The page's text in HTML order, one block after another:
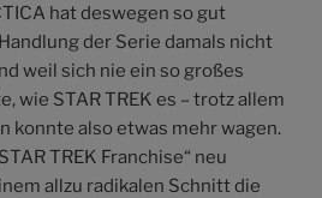
hat deswegen so gut
der Serie damals nicht
weil sich nie ein so großes
wie STAR TREK es – trotz allem
konnte also etwas mehr wagen.
TREK Franchise“ neu
allzu radikalen Schnitt die